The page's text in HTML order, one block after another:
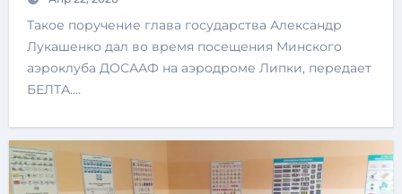
Такое поручение глава государства Александр
Лукашенко дал во время посещения Минского
аэроклуба ДОСААФ на аэродроме Липки, передает
БЕЛТА.…